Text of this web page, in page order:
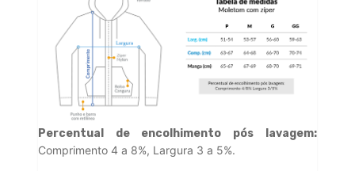
Percentual de encolhimento pós lavagem:
Comprimento 4 a 8%, Largura 3 a 5%.